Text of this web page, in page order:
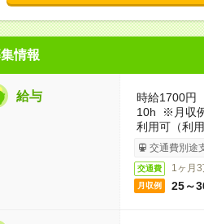
情報
給与
時給1700円
10h ※月収
利用可（利用
交通費別途
交通費 1ヶ月
月収例 25～